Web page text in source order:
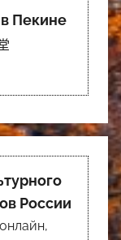
Пекине
России